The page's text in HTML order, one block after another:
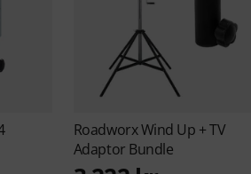
RoadworxWind Up + TV
Adaptor Bundle